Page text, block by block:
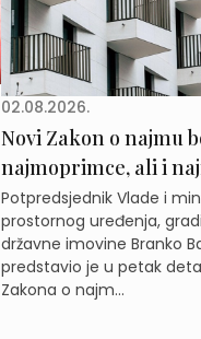
02.08.2026.
Novi Zakon o najmu
najmoprimce, ali i
Potpredsjednik Vlade i
prostornog uređenja,
državne imovine Branko
predstavio je u petak
Zakona o najm...